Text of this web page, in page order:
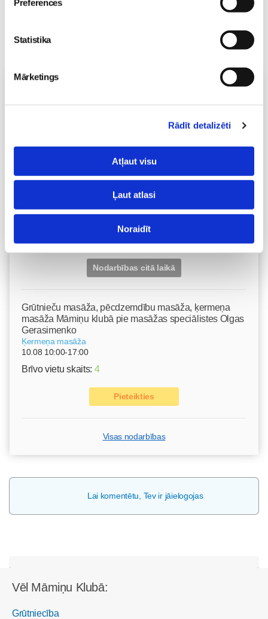
Preferences
Statistika
Mārketings
Rādīt detalizēti
Atļaut visu
Ļaut atlasi
Noraidīt
Topošo un jauno māmiņu lutināšanas programma ar
Izpārdots
Vaksācija topošajām un jaunajām māmiņām
Nodarbības citā laikā
Grūtnieču masāža, pēcdzemdību masāža, ķermeņa
masāža Māmiņu klubā pie masāžas speciālistes Olgas
Gerasimenko
Ķermeņa masāža
10.08 10:00-17:00
Brīvo vietu skaits: 4
Pieteikties
Visas nodarbības
Lai komentētu, Tev ir jāielogojas
Vēl Māmiņu Klubā:
Grūtniecība